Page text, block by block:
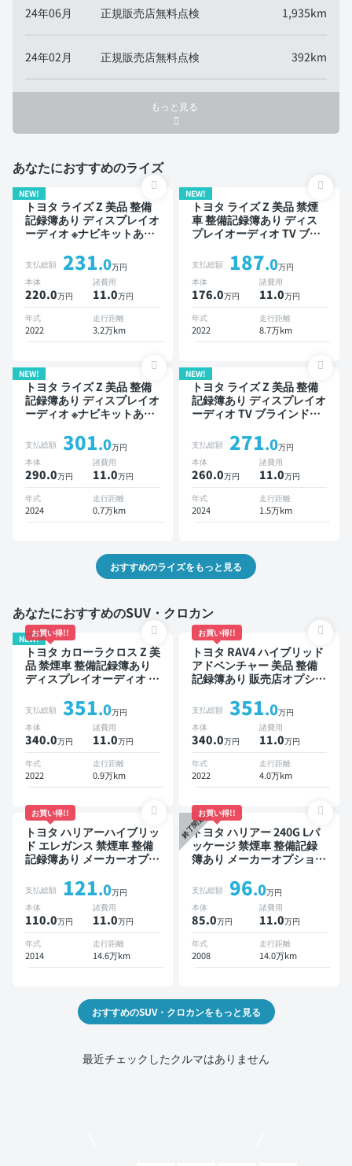
24年06月 正規販売店無料点検 1,935km
24年02月 正規販売店無料点検 392km
もっと見る
あなたにおすすめのライズ
NEW!
トヨタ ライズ Z 美品 整備
記録簿あり ディスプレイオ
ーディオ ※ナビキットあり
ニター オートクルーズ ス
マートキー ETC バックモ
ニター 全方位カメラ ドラ
イブレコーダー 衝突軽減
支払総額 231.0万円
本体
220.0万円
諸費用
11.0万円
年式
2022
走行距離
3.2万km
NEW!
トヨタ ライズ Z 美品 禁煙
車 整備記録簿あり ディス
プレイオーディオ TV ブラ
ートクルーズ スマートキー
ETC バックモニター 全方
位カメラ ドライブレコーダ
ー 衝突軽減
支払総額 187.0万円
本体
176.0万円
諸費用
11.0万円
年式
2022
走行距離
8.7万km
NEW!
トヨタ ライズ Z 美品 整備
記録簿あり ディスプレイオ
ーディオ ※ナビキットあり
ニター スマートキー ETC
バックモニター ドライブレ
コーダー 衝突軽減
支払総額 301.0万円
本体
290.0万円
諸費用
11.0万円
年式
2024
走行距離
0.7万km
NEW!
トヨタ ライズ Z 美品 整備
記録簿あり ディスプレイオ
ーディオ TV ブラインドス
ーズ スマートキー ETC バ
ックモニター 全方位カメラ
ドライブレコーダー 衝突軽
減
支払総額 271.0万円
本体
260.0万円
諸費用
11.0万円
年式
2024
走行距離
1.5万km
おすすめのライズをもっと見る
あなたにおすすめのSUV・クロカン
NEW!
お買い得!!
トヨタ カローラクロス Z 美
品 禁煙車 整備記録簿あり
ディスプレイオーディオ ※
スポットモニター オートク
ルーズ スマートキー ETC
電動バックドア バックモニ
ター 全方位カメラ ドライ
ブレコーダー 衝突軽減
支払総額 351.0万円
本体
340.0万円
諸費用
11.0万円
年式
2022
走行距離
0.9万km
お買い得!!
トヨタ RAV4 ハイブリッド
アドベンチャー 美品 整備
記録簿あり 販売店オプショ
ットモニター デジタルイン
ナーミラー オートクルーズ
スマートキー ETC バック
モニター ドライブレコーダ
ー 衝突軽減
支払総額 351.0万円
本体
340.0万円
諸費用
11.0万円
年式
2022
走行距離
4.0万km
お買い得!!
トヨタ ハリアーハイブリッ
ド エレガンス 禁煙車 整備
記録簿あり メーカーオプシ
ETC バックモニター ドラ
イブレコーダー
支払総額 121.0万円
本体
110.0万円
諸費用
11.0万円
年式
2014
走行距離
14.6万km
終了間近
お買い得!!
トヨタ ハリアー 240G Lパ
ッケージ 禁煙車 整備記録
簿あり メーカーオプション
ETC サンルーフ バックモ
ニター ドライブレコーダー
支払総額 96.0万円
本体
85.0万円
諸費用
11.0万円
年式
2008
走行距離
14.0万km
おすすめのSUV・クロカンをもっと見る
最近チェックしたクルマはありません